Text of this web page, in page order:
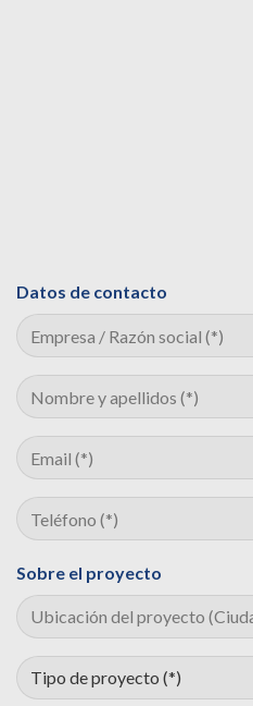
Datos de contacto
Sobre el proyecto